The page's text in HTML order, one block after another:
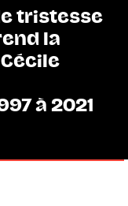
tristesse
la
à 2021